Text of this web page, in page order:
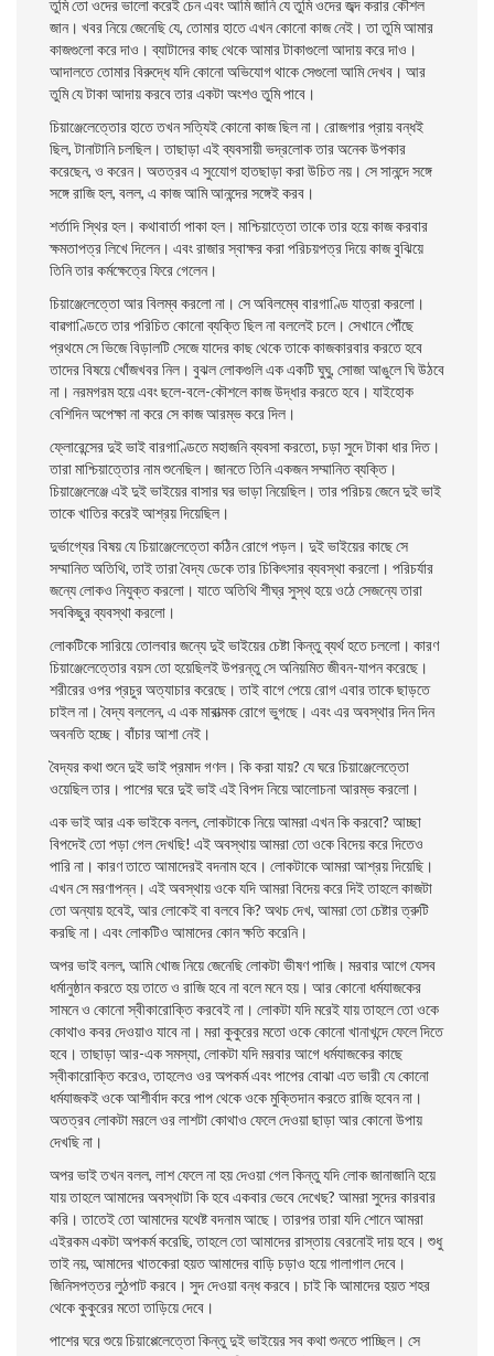
তুমি তাে ওদের ভালাে করেই চেন এবং আমি জানি যে তুমি ওদের জব্দ করার কৌশল
জান। খবর নিয়ে জেনেছি যে, তােমার হাতে এখন কোনাে কাজ নেই। তা তুমি আমার
কাজগুলাে করে দাও। ব্যাটাদের কাছ থেকে আমার টাকাগুলাে আদায় করে দাও।
আদালতে তােমার বিরুদ্ধে যদি কোনাে অভিযােগ থাকে সেগুলাে আমি দেখব। আর
তুমি যে টাকা আদায় করবে তার একটা অংশও তুমি পাবে।
চিয়াঞ্জেলেত্তোর হাতে তখন সত্যিই কোনাে কাজ ছিল না। রােজগার প্রায় বন্ধই
ছিল, টানাটানি চলছিল। তাছাড়া এই ব্যবসায়ী ভদ্রলােক তার অনেক উপকার
করেছেন, ও করেন। অতত্রব এ সুযোেগ হাতছাড়া করা উচিত নয়। সে সানন্দে সঙ্গে
সঙ্গে রাজি হল, বলল, এ কাজ আমি আনন্দের সঙ্গেই করব।
শর্তাদি স্থির হল। কথাবার্তা পাকা হল। মাশ্চিয়াত্তো তাকে তার হয়ে কাজ করবার
ক্ষমতাপত্র লিখে দিলেন। এবং রাজার স্বাক্ষর করা পরিচয়পত্র দিয়ে কাজ বুঝিয়ে
তিনি তার কর্মক্ষেত্রে ফিরে গেলেন।
চিয়াঞ্জেলেত্তো আর বিলম্ব করলাে না। সে অবিলম্বে বারগাণ্ডি যাত্রা করলাে।
বাৱগাণ্ডিতে তার পরিচিত কোনাে ব্যক্তি ছিল না বললেই চলে। সেখানে পৌঁছে
প্রথমে সে ভিজে বিড়ালটি সেজে যাদেরকাছ থেকে তাকে কাজকারবার করতে হবে
তাদের বিষয়ে খোঁজখবর নিল। বুঝল লােকগুলি এক একটি ঘুঘু, সােজা আঙুলে ঘি উঠবে
না। নরমগরম হয়ে এবং ছলে-বলে-কৌশলে কাজ উদ্ধার করতে হবে। যাইহােক
বেশিদিন অপেক্ষা না করে সে কাজ আরম্ভ করে দিল।
ফ্লোরেন্সের দুই ভাই বারগাণ্ডিতে মহাজনি ব্যবসা করতাে, চড়া সুদে টাকা ধার দিত।
তারা মাশ্চিয়াত্তোর নাম শুনেছিল। জানতে তিনি একজন সম্মানিত ব্যক্তি।
চিয়াঞ্জেলেঞ্জে এই দুই ভাইয়ের বাসার ঘর ভাড়া নিয়েছিল। তার পরিচয় জেনে দুই ভাই
তাকে খাতির করেই আশ্রয় দিয়েছিল।
দুর্ভাগ্যের বিষয় যে চিয়াঞ্জেলেত্তো কঠিন রােগে পড়ল। দুই ভাইয়ের কাছে সে
সম্মানিত অতিথি, তাই তারা বৈদ্য ডেকে তার চিকিৎসার ব্যবস্থা করলাে। পরিচর্যার
জন্যে লােকও নিযুক্ত করলাে। যাতে অতিথি শীঘ্র সুস্থ হয়ে ওঠে সেজন্যে তারা
সবকিছুর ব্যবস্থা করলাে।
লােকটিকে সারিয়ে তােলবার জন্যে দুই ভাইয়ের চেষ্টা কিন্তু ব্যর্থ হতে চললাে। কারণ
চিয়াঞ্জেলেত্তোর বয়স তাে হয়েছিলই উপরন্তু সে অনিয়মিত জীবন-যাপন করেছে।
শরীরের ওপর প্রচুর অত্যাচার করেছে। তাই বাগে পেয়ে রােগ এবার তাকে ছাড়তে
চাইল না। বৈদ্য বললেন, এ এক মারাত্মক রােগে ভুগছে। এবং এর অবস্থার দিন দিন
অবনতি হচ্ছে। বাঁচার আশা নেই।
বৈদ্যর কথা শুনে দুই ভাই প্রমাদ গণল। কি করা যায়? যে ঘরে চিয়াঞ্জেলেত্তো
ওয়েছিল তার। পাশের ঘরে দুই ভাই এই বিপদ নিয়ে আলােচনা আরম্ভ করলাে।
এক ভাই আর এক ভাইকে বলল, লােকটাকে নিয়ে আমরা এখন কি করবাে? আচ্ছা
বিপদেই তাে পড়া গেল দেখছি! এই অবস্থায় আমরা তাে ওকে বিদেয় করে দিতেও
পারি না। কারণ তাতে আমাদেরই বদনাম হবে। লােকটাকে আমরা আশ্রয় দিয়েছি।
এখন সে মরণাপন্ন। এই অবস্থায় ওকে যদি আমরা বিদেয় করে দিই তাহলে কাজটা
তাে অন্যায় হবেই, আর লােকেই বা বলবে কি? অথচ দেখ, আমরা তাে চেষ্টার ত্রুটি
করছি না। এবং লােকটিও আমাদের কোন ক্ষতি করেনি।
অপর ভাই বলল, আমি খোজ নিয়ে জেনেছি লােকটা ভীষণ পাজি। মরবার আগে যেসব
ধর্মানুষ্ঠান করতে হয় তাতে ও রাজি হবে না বলে মনে হয়। আর কোনাে ধর্মযাজকের
সামনে ও কোনাে স্বীকারােক্তি করবেই না। লােকটা যদি মরেই যায় তাহলে তাে ওকে
কোথাও কবর দেওয়াও যাবে না। মরা কুকুরের মতাে ওকে কোনাে খানাখন্দে ফেলে দিতে
হবে। তাছাড়া আর-এক সমস্যা, লােকটা যদি মরবার আগে ধর্মযাজকের কাছে
স্বীকারােক্তি করেও, তাহলেও ওর অপকর্ম এবং পাপের বােঝা এত ভারী যে কোনাে
ধর্মযাজকই ওকে আশীর্বাদ করে পাপ থেকে ওকে মুক্তিদান করতে রাজি হবেন না।
অতত্রব লােকটা মরলে ওর লাশটা কোথাও ফেলে দেওয়া ছাড়া আর কোনাে উপায়
দেখছি না।
অপর ভাই তখন বলল, লাশ ফেলে না হয় দেওয়া গেল কিন্তু যদি লােক জানাজানি হয়ে
যায় তাহলে আমাদের অবস্থাটা কি হবে একবার ভেবে দেখেছ? আমরা সুদের কারবার
করি। তাতেই তাে আমাদের যথেষ্ট বদনাম আছে। তারপর তারা যদি শােনে আমরা
এইরকম একটা অপকর্ম করেছি, তাহলে তাে আমাদের রাস্তায় বেরনোই দায় হবে। শুধু
তাই নয়, আমাদের খাতকেরা হয়ত আমাদের বাড়ি চড়াও হয়ে গালাগাল দেবে।
জিনিসপত্তর লুঠপাট করবে। সুদ দেওয়া বন্ধ করবে। চাই কি আমাদের হয়ত শহর
থেকে কুকুরের মতাে তাড়িয়ে দেবে।
পাশের ঘরে শুয়ে চিয়াপ্পেলেত্তো কিন্তু দুই ভাইয়ের সব কথা শুনতে পাচ্ছিল। সে